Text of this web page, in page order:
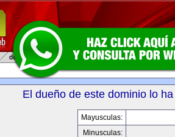
El dueño de este dominio lo
Mayusculas:
Minusculas: